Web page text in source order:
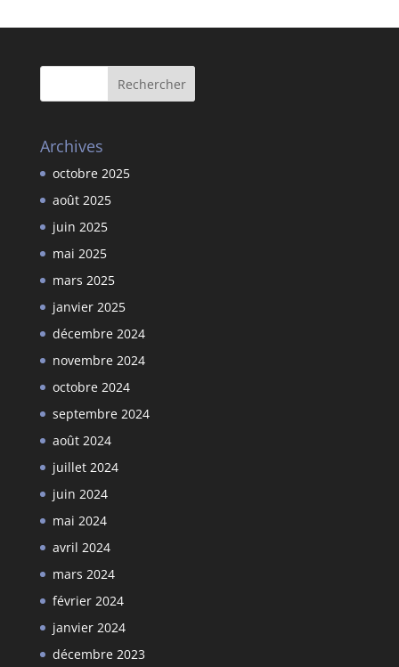
Archives
octobre 2025
août 2025
juin 2025
mai 2025
mars 2025
janvier 2025
décembre 2024
novembre 2024
octobre 2024
septembre 2024
août 2024
juillet 2024
juin 2024
mai 2024
avril 2024
mars 2024
février 2024
janvier 2024
décembre 2023